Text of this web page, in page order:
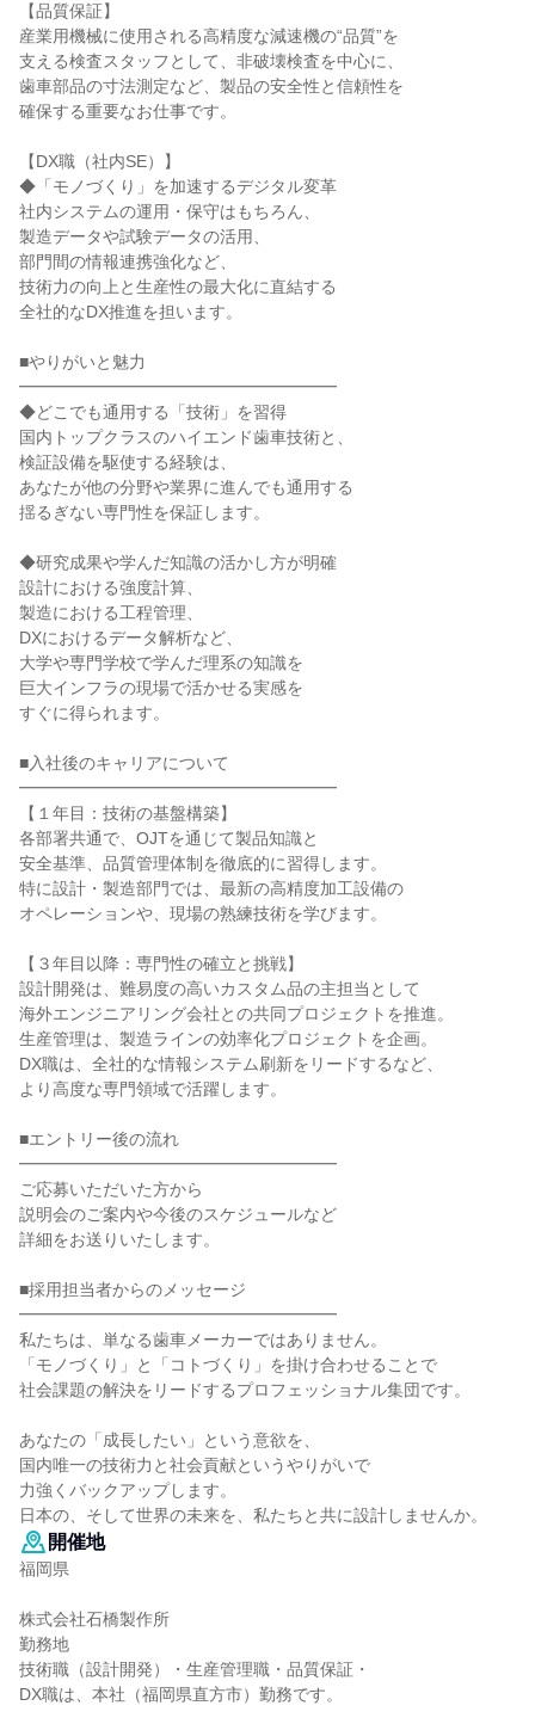
【品質保証】
産業用機械に使用される高精度な減速機の“品質”を
支える検査スタッフとして、非破壊検査を中心に、
歯車部品の寸法測定など、製品の安全性と信頼性を
確保する重要なお仕事です。
【DX職（社内SE）】
◆「モノづくり」を加速するデジタル変革
社内システムの運用・保守はもちろん、
製造データや試験データの活用、
部門間の情報連携強化など、
技術力の向上と生産性の最大化に直結する
全社的なDX推進を担います。
■やりがいと魅力
━━━━━━━━━━━━━━━━━━━
◆どこでも通用する「技術」を習得
国内トップクラスのハイエンド歯車技術と、
検証設備を駆使する経験は、
あなたが他の分野や業界に進んでも通用する
揺るぎない専門性を保証します。
◆研究成果や学んだ知識の活かし方が明確
設計における強度計算、
製造における工程管理、
DXにおけるデータ解析など、
大学や専門学校で学んだ理系の知識を
巨大インフラの現場で活かせる実感を
すぐに得られます。
■入社後のキャリアについて
━━━━━━━━━━━━━━━━━━━
【１年目：技術の基盤構築】
各部署共通で、OJTを通じて製品知識と
安全基準、品質管理体制を徹底的に習得します。
特に設計・製造部門では、最新の高精度加工設備の
オペレーションや、現場の熟練技術を学びます。
【３年目以降：専門性の確立と挑戦】
設計開発は、難易度の高いカスタム品の主担当として
海外エンジニアリング会社との共同プロジェクトを推進。
生産管理は、製造ラインの効率化プロジェクトを企画。
DX職は、全社的な情報システム刷新をリードするなど、
より高度な専門領域で活躍します。
■エントリー後の流れ
━━━━━━━━━━━━━━━━━━━
ご応募いただいた方から
説明会のご案内や今後のスケジュールなど
詳細をお送りいたします。
■採用担当者からのメッセージ
━━━━━━━━━━━━━━━━━━━
私たちは、単なる歯車メーカーではありません。
「モノづくり」と「コトづくり」を掛け合わせることで
社会課題の解決をリードするプロフェッショナル集団です。
あなたの「成長したい」という意欲を、
国内唯一の技術力と社会貢献というやりがいで
力強くバックアップします。
日本の、そして世界の未来を、私たちと共に設計しませんか。
開催地
福岡県
株式会社石橋製作所
勤務地
技術職（設計開発）・生産管理職・品質保証・
DX職は、本社（福岡県直方市）勤務です。